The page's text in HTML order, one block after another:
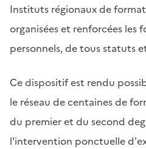
Instituts régionaux de
organisées et renforcées les
personnels, de tous statuts
Ce dispositif est rendu
le réseau de centaines de
du premier et du second
l'intervention ponctuelle